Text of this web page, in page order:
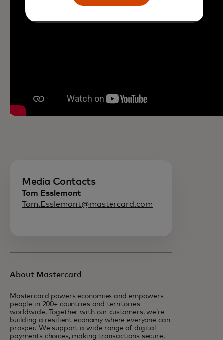
Media Contacts
Tom Esslemont
Tom.Esslemont@mastercard.com
About Mastercard
Mastercard powers economies and empowers
people in 200+ countries and territories
worldwide. Together with our customers, we’re
building a resilient economy where everyone can
prosper. We support a wide range of digital
payments choices, making transactions secure,